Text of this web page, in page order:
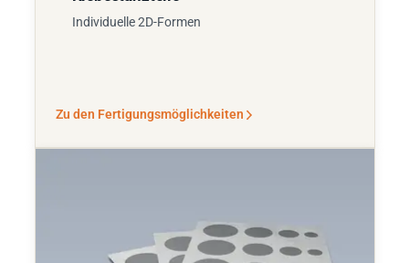
Individuelle 2D-Formen
Zu den Fertigungsmöglichkeiten